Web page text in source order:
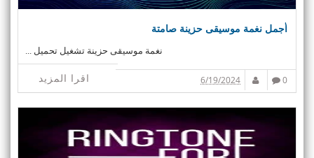
أجمل نغمة موسيقى حزينة صامتة
نغمة موسيقى حزينة تشغيل تحميل ...
اقرا المزيد 0
6/19/2024